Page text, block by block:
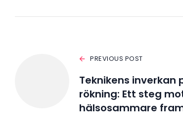
PREVIOUS POST
Teknikens inverkan
rökning: Ett steg
hälsosammare